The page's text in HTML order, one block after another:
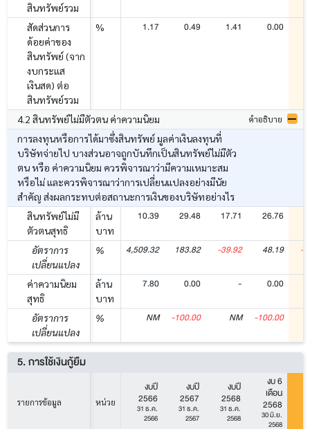
สินทรัพย์รวม
สัดส่วนการ
ด้อยค่าของ
สินทรัพย์ (จาก
งบกระแส
เงินสด) ต่อ
สินทรัพย์รวม
% 1.17 0.49 1.41 0.00
4.2 สินทรัพย์ไม่มีตัวตน ค่าความนิยม คำอธิบาย
การลงทุนหรือการได้มาซึ่งสินทรัพย์ มูลค่าเงินลงทุนที่
บริษัทจ่ายไป บางส่วนอาจถูกบันทึกเป็นสินทรัพย์ไม่มีตัว
ตน หรือ ค่าความนิยม ควรพิจารณาว่ามีความเหมาะสม
หรือไม่ และควรพิจารณาว่าการเปลี่ยนแปลงอย่างมีนัย
สำคัญ ส่งผลกระทบต่อสถานะการเงินของบริษัทอย่างไร
สินทรัพย์ไม่มี
ตัวตนสุทธิ
ล้าน
บาท
10.39 29.48 17.71 26.76
อัตราการ
เปลี่ยนแปลง
% 4,509.32 183.82 -39.92 48.19 -
ค่าความนิยม
สุทธิ
ล้าน
บาท
7.80 0.00 - 0.00
อัตราการ
เปลี่ยนแปลง
% NM -100.00 NM -100.00
5. การใช้เงินกู้ยืม
รายการข้อมูล หน่วย
งบปี
2566
31 ธ.ค.
2566
งบปี
2567
31 ธ.ค.
2567
งบปี
2568
31 ธ.ค.
2568
งบ 6
เดือน
2568
30 มิ.ย.
2568